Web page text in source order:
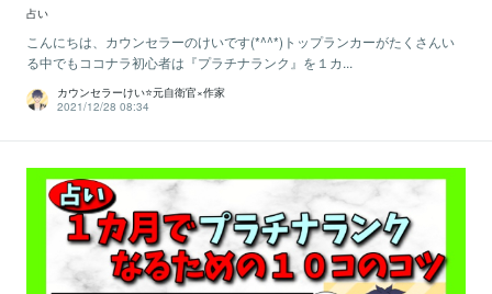
占い
こんにちは、カウンセラーのけいです(*^^*)トップランカーがたくさんい
る中でもココナラ初心者は『プラチナランク』を１カ...
カウンセラーけい⭐️元自衛官×作家
2021/12/28 08:34